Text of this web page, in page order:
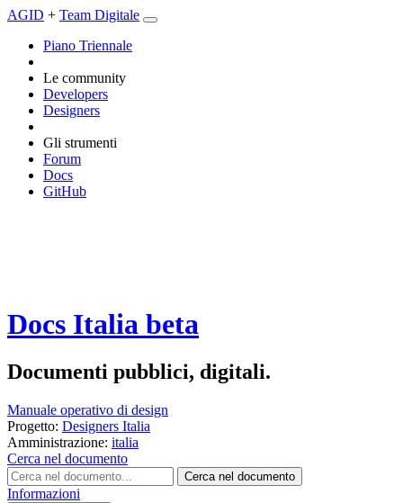
AGID + Team Digitale
Piano Triennale
Le community
Developers
Designers
Gli strumenti
Forum
Docs
GitHub
Docs Italia beta
Documenti pubblici, digitali.
Manuale operativo di design
Progetto: Designers Italia
Amministrazione: italia
Cerca nel documento
Cerca nel documento
Informazioni